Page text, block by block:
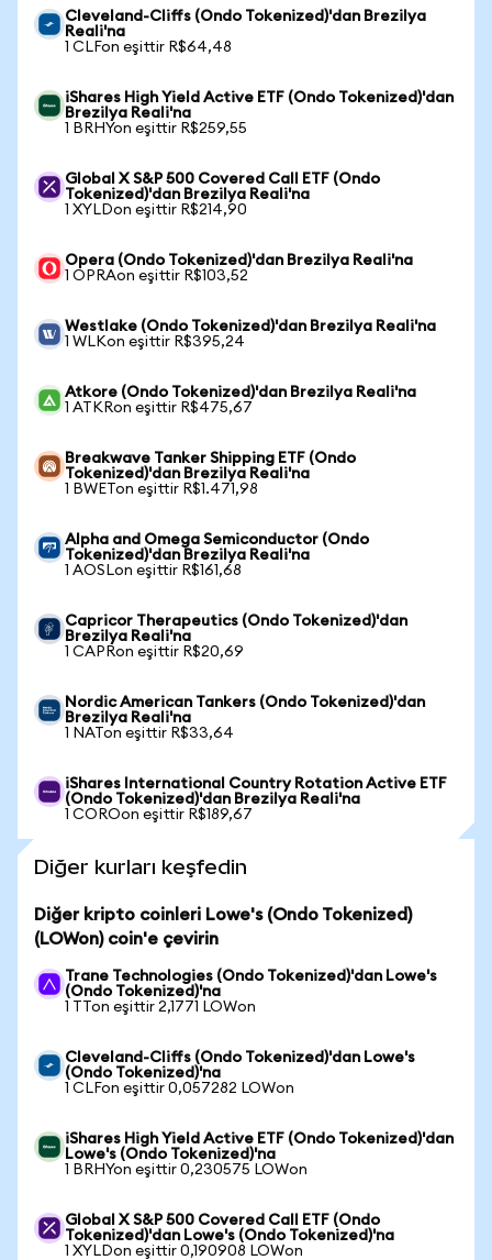
Cleveland-Cliffs (Ondo Tokenized)'dan Brezilya
Reali'na
1 CLFon eşittir R$64,48
iShares High Yield Active ETF (Ondo Tokenized)'dan
Brezilya Reali'na
1 BRHYon eşittir R$259,55
Global X S&P 500 Covered Call ETF (Ondo
Tokenized)'dan Brezilya Reali'na
1 XYLDon eşittir R$214,90
Opera (Ondo Tokenized)'dan Brezilya Reali'na
1 OPRAon eşittir R$103,52
Westlake (Ondo Tokenized)'dan Brezilya Reali'na
1 WLKon eşittir R$395,24
Atkore (Ondo Tokenized)'dan Brezilya Reali'na
1 ATKRon eşittir R$475,67
Breakwave Tanker Shipping ETF (Ondo
Tokenized)'dan Brezilya Reali'na
1 BWETon eşittir R$1.471,98
Alpha and Omega Semiconductor (Ondo
Tokenized)'dan Brezilya Reali'na
1 AOSLon eşittir R$161,68
Capricor Therapeutics (Ondo Tokenized)'dan
Brezilya Reali'na
1 CAPRon eşittir R$20,69
Nordic American Tankers (Ondo Tokenized)'dan
Brezilya Reali'na
1 NATon eşittir R$33,64
iShares International Country Rotation Active ETF
(Ondo Tokenized)'dan Brezilya Reali'na
1 COROon eşittir R$189,67
Diğer kurları keşfedin
Diğer kripto coinleri Lowe's (Ondo Tokenized)
(LOWon) coin'e çevirin
Trane Technologies (Ondo Tokenized)'dan Lowe's
(Ondo Tokenized)'na
1 TTon eşittir 2,1771 LOWon
Cleveland-Cliffs (Ondo Tokenized)'dan Lowe's
(Ondo Tokenized)'na
1 CLFon eşittir 0,057282 LOWon
iShares High Yield Active ETF (Ondo Tokenized)'dan
Lowe's (Ondo Tokenized)'na
1 BRHYon eşittir 0,230575 LOWon
Global X S&P 500 Covered Call ETF (Ondo
Tokenized)'dan Lowe's (Ondo Tokenized)'na
1 XYLDon eşittir 0,190908 LOWon